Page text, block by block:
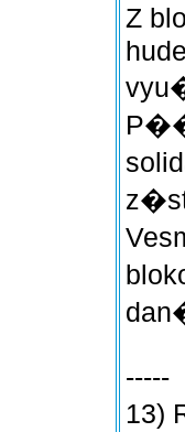
Z
-----
13)